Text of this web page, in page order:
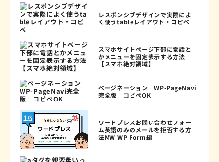
レスポンシブデザインで実際によ
く使うtableレイアウト・コピペ
スマホサイトページ下部に電話と
かメニューを固定表示する方法
【スマホ絶対領域】
ページネーション WP-PageNavi
完全版 コピペOK
ワードプレスお問い合わせフォー
ム英語のみのメールを拒否する方
法MW WP Form編